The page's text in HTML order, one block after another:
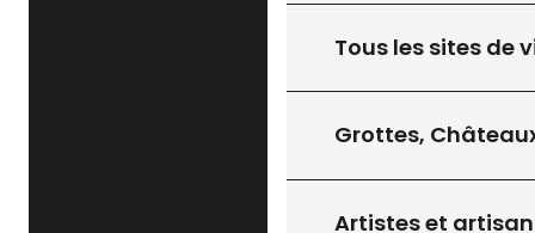
Tous les sites de
Grottes,
Artistes et